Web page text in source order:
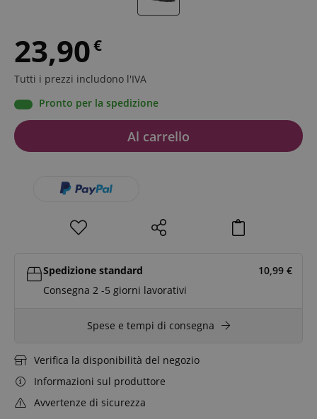
23,90€
Tutti i prezzi includono l'IVA
Pronto per la spedizione
Al carrello
Spedizione standard 10,99 €
Consegna 2 -5 giorni lavorativi
Spese e tempi di consegna
Verifica la disponibilità del negozio
Informazioni sul produttore
Avvertenze di sicurezza